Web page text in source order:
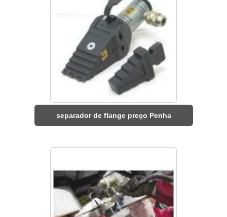
separador de flange preço Penha